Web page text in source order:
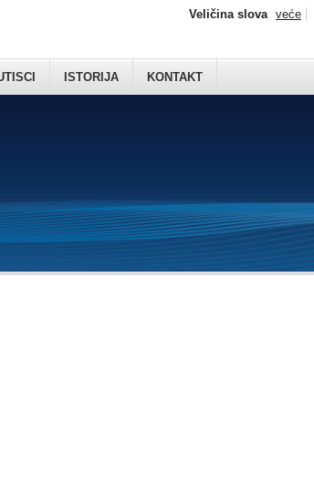
ISTORIJA KONTAKT
Veličina slova veće